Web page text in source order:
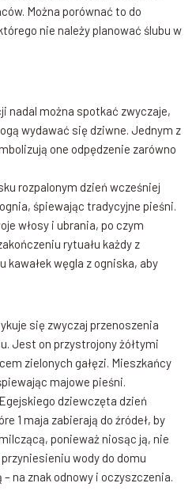
Można porównać to do
nie należy planować ślubu w
nadal można spotkać zwyczaje,
wydawać się dziwne. Jednym z
one odpędzenie zarówno
rozpalonym dzień wcześniej
śpiewając tradycyjne pieśni.
włosy i ubrania, po czym
rytuału każdy z
węgla z ogniska, aby
się zwyczaj przenoszenia
Jest on przystrojony żółtymi
zielonych gałęzi. Mieszkańcy
majowe pieśni.
dziewczęta dzień
1 maja zabierają do źródeł, by
ponieważ niosąc ją, nie
wody do domu
na znak odnowy i oczyszczenia.